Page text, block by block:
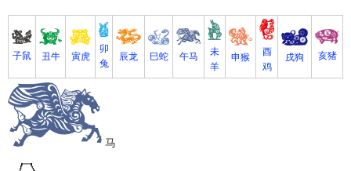
子鼠 丑牛 寅虎
卯
兔
辰龙 巳蛇 午马
未
羊
申猴
酉
鸡
戌狗 亥猪
马